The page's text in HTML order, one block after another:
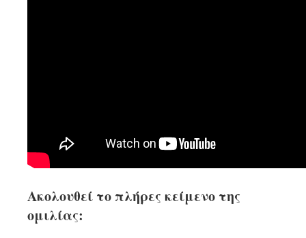
Ακολουθεί το πλήρες κείμενο της
ομιλίας: